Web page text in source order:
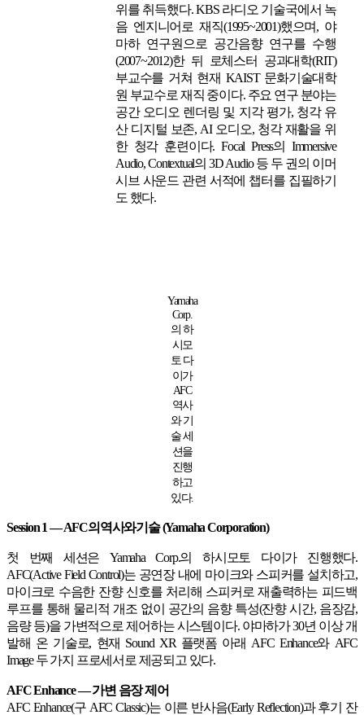
위를 취득했다. KBS 라디오 기술국에서 녹
음 엔지니어로 재직(1995~2001)했으며, 야
마하 연구원으로 공간음향 연구를 수행
(2007~2012)한 뒤 로체스터 공과대학(RIT)
부교수를 거쳐 현재 KAIST 문화기술대학
원 부교수로 재직 중이다. 주요 연구 분야는
공간 오디오 렌더링 및 지각 평가, 청각 유
산 디지털 보존, AI 오디오, 청각 재활을 위
한 청각 훈련이다. Focal Press의 Immersive
Audio, Contextual의 3D Audio 등 두 권의 이머
시브 사운드 관련 서적에 챕터를 집필하기
도 했다.
Yamaha
Corp.
의 하
시모
토 다
이가
AFC
역사
와 기
술 세
션을
진행
하고
있다.
Session 1 — AFC의역사와기술 (Yamaha Corporation)
첫 번째 세션은 Yamaha Corp.의 하시모토 다이가 진행했다.
AFC(Active Field Control)는 공연장 내에 마이크와 스피커를 설치하고,
마이크로 수음한 잔향 신호를 처리해 스피커로 재출력하는 피드백
루프를 통해 물리적 개조 없이 공간의 음향 특성(잔향 시간, 음장감,
음량 등)을 가변적으로 제어하는 시스템이다. 야마하가 30년 이상 개
발해 온 기술로, 현재 Sound XR 플랫폼 아래 AFC Enhance와 AFC
Image 두 가지 프로세서로 제공되고 있다.
AFC Enhance — 가변 음장 제어
AFC Enhance(구 AFC Classic)는 이른 반사음(Early Reflection)과 후기 잔